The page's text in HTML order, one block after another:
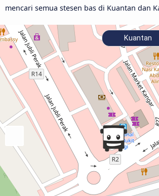
mencari semua stesen bas di Kuantan dan
Kuantan